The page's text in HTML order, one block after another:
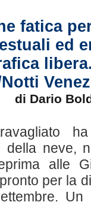
fatica
ed
di Dario
ha
della neve,
alle
per la